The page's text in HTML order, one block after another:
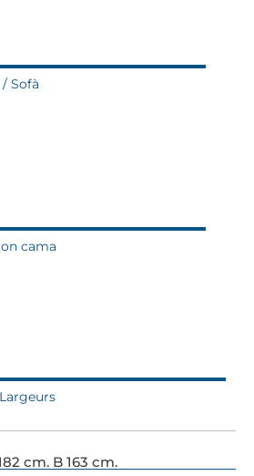
Sofà
cama
cm. B 163 cm.